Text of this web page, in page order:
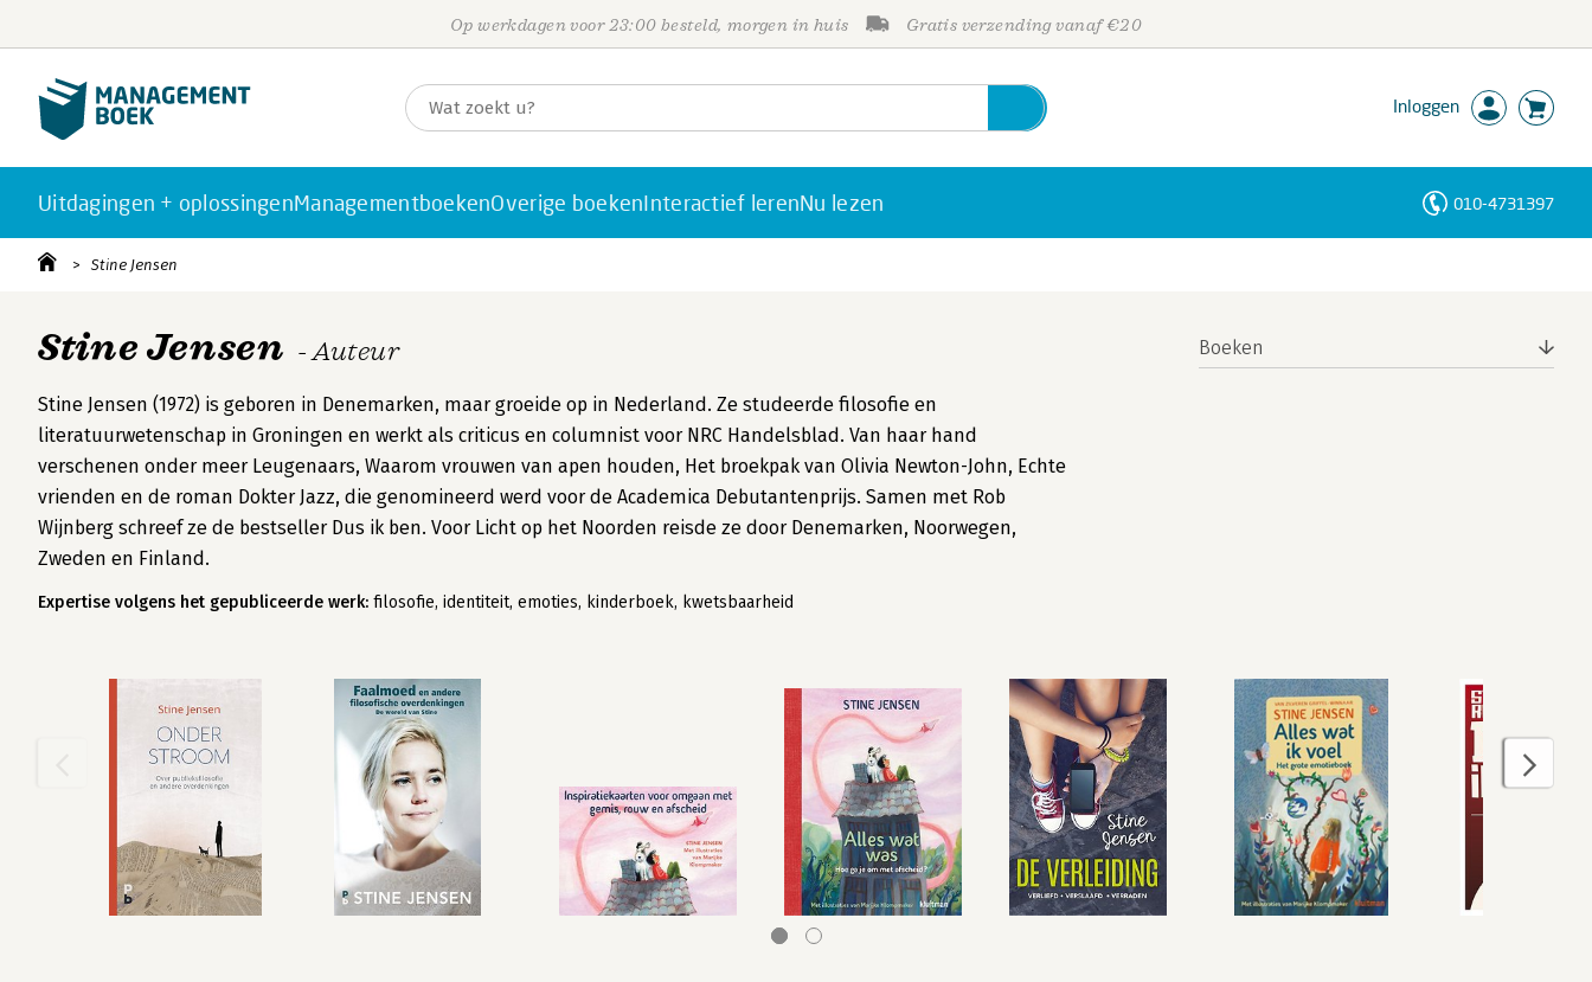
Op werkdagen voor 23:00 besteld, morgen in huis Gratis verzending vanaf €20
Inloggen
Uitdagingen + oplossingenManagementboekenOverige boekenInteractief lerenNu lezen 010-4731397
Stine Jensen
Stine Jensen - Auteur
Stine Jensen (1972) is geboren in Denemarken, maar groeide op in Nederland. Ze studeerde filosofie en
literatuurwetenschap in Groningen en werkt als criticus en columnist voor NRC Handelsblad. Van haar hand
verschenen onder meer Leugenaars, Waarom vrouwen van apen houden, Het broekpak van Olivia Newton-John, Echte
vrienden en de roman Dokter Jazz, die genomineerd werd voor de Academica Debutantenprijs. Samen met Rob
Wijnberg schreef ze de bestseller Dus ik ben. Voor Licht op het Noorden reisde ze door Denemarken, Noorwegen,
Zweden en Finland.
Expertise volgens het gepubliceerde werk: filosofie, identiteit, emoties, kinderboek, kwetsbaarheid
Boeken
Personen